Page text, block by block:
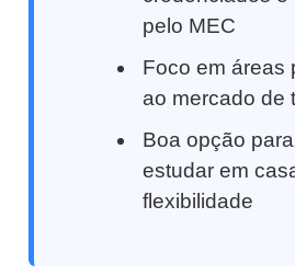
pelo MEC
Foco em áreas
ao mercado de
Boa opção
estudar em
flexibilidade